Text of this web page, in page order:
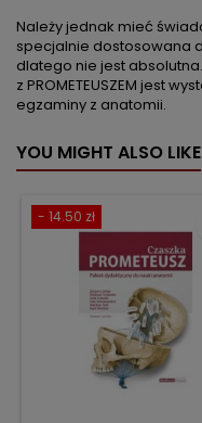
Należy jednak mieć
specjalnie dostosowana
dlatego nie jest
z PROMETEUSZEM jest
egzaminy z anatomii.
YOU MIGHT ALSO LIKE
- 14.50 zł